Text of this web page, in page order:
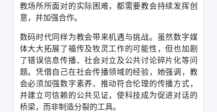
教场所所面对的实际困难，都需要教会持续发挥创
意，并加强合作。
数码时代同样为教会带来机遇与挑战。虽然数字媒
体大大拓展了福传及牧灵工作的可能性，但也加剧
了错误信息传播、社会对立及公共讨论碎片化等问
题。凭借自己在社会传播领域的经验，她强调，教
会必须加强数字素养、推动符合伦理的传播方式，
并建立可信赖的公共见证，使科技成为促进对话的
桥梁，而非制造分裂的工具。